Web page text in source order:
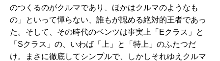
のつくるのがクルマであり、ほかはクルマのようなも
の」といって憚らない、誰もが認める絶対的王者であっ
た。そして、その時代のベンツは事実上「Eクラス」と
「Sクラス」の、いわば「上」と「特上」のふたつだ
け。まさに徹底してシンプルで、しかしそれゆえクルマ